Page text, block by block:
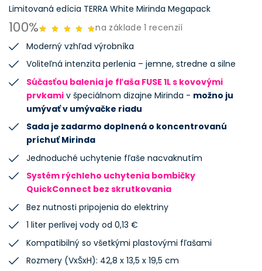
Limitovaná edícia TERRA White Mirinda Megapack
100%
na základe 1 recenzií
Moderný vzhľad výrobníka
Voliteľná intenzita perlenia – jemne, stredne a silne
Súčasťou balenia je fľaša FUSE 1L s kovovými
prvkami v špeciálnom dizajne Mirinda - možno ju
umývať v umývačke riadu
Sada je zadarmo doplnená o koncentrovanú
príchuť Mirinda
Jednoduché uchytenie fľaše nacvaknutím
Systém rýchleho uchytenia bombičky
QuickConnect bez skrutkovania
Bez nutnosti pripojenia do elektriny
1 liter perlivej vody od 0,13 €
Kompatibilný so všetkými plastovými fľašami
Rozmery (VxŠxH): 42,8 x 13,5 x 19,5 cm